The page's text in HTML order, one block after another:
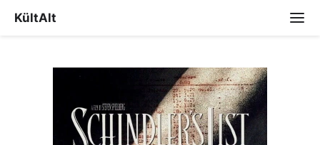
KültAlt